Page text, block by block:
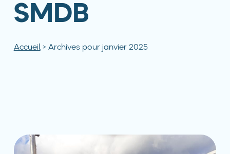
SMDB
Accueil> Archives pour janvier 2025